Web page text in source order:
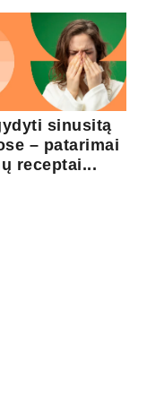
sinusitą
– patarimai
receptai...